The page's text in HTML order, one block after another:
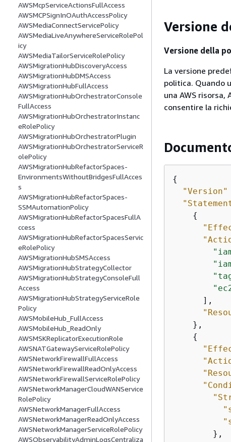
AWSMcpServiceActionsFullAccess
AWSMCPSignInOAuthAccessPolicy
AWSMediaConnectServicePolicy
AWSMediaLiveAnywhereServiceRolePol
icy
AWSMediaTailorServiceRolePolicy
AWSMigrationHubDiscoveryAccess
AWSMigrationHubDMSAccess
AWSMigrationHubFullAccess
AWSMigrationHubOrchestratorConsole
FullAccess
AWSMigrationHubOrchestratorInstanc
eRolePolicy
AWSMigrationHubOrchestratorPlugin
AWSMigrationHubOrchestratorServiceR
olePolicy
AWSMigrationHubRefactorSpaces-
EnvironmentsWithoutBridgesFullAcces
s
AWSMigrationHubRefactorSpaces-
SSMAutomationPolicy
AWSMigrationHubRefactorSpacesFullA
ccess
AWSMigrationHubRefactorSpacesServic
eRolePolicy
AWSMigrationHubSMSAccess
AWSMigrationHubStrategyCollector
AWSMigrationHubStrategyConsoleFull
Access
AWSMigrationHubStrategyServiceRole
Policy
AWSMobileHub_FullAccess
AWSMobileHub_ReadOnly
AWSMSKReplicatorExecutionRole
AWSNATGatewayServiceRolePolicy
AWSNetworkFirewallFullAccess
AWSNetworkFirewallReadOnlyAccess
AWSNetworkFirewallServiceRolePolicy
AWSNetworkManagerCloudWANService
RolePolicy
AWSNetworkManagerFullAccess
AWSNetworkManagerReadOnlyAccess
AWSNetworkManagerServiceRolePolicy
AWSObservabilityAdminLogsCentraliza
Versione
Versione della
La versione
politica. Quando
una AWS
consentire la
{
"Version"
{
      ],
    },
{
        },